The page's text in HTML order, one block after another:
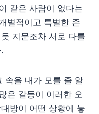
같은 사람이 없다는
별적이고 특별한 존
지문조차 서로 다를
속을 내가 모를 줄 알
은 갈등이 이러한 오
방이 어떤 상황에 놓